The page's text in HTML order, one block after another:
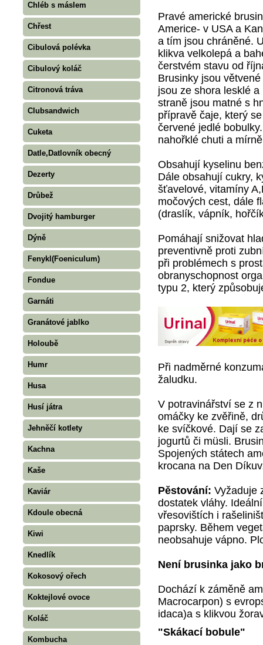
Chléb s máslem
Chřest
Cibulová polévka
Cibulový koláč
Citronová tráva
Clubsandwich
Cuketa
Datle,Datlovník obecný
Dezerty
Drůbež
Dvojitý hamburger
Dýně
Fenykl(Foeniculum)
Fondue
Garnáti
Granátové jablko
Holoubě
Humr
Husa
Husí játra
Jehněčí kotlety
Kachna
Kaše
Kaviár
Kdoule obecná
Kiwi
Knedlík
Kokosový ořech
Koktejlové ovoce
Koláč
Kombucha
Pravé americké
Americe- v USA a
a tím jsou chráněné.
klikva velkolepá a
čerstvém stavu od
Brusinky jsou
jsou ze shora lesklé
straně jsou matné s
přípravě čaje, který
červené jedlé
nahořklé chuti a
Obsahují kyselinu
Dále obsahují cukry,
šťavelové, vitamíny
močových cest, dále
(draslík, vápník,
Pomáhají snižovat
preventivně proti
při problémech s
obranyschopnost
typu 2, který
Při nadměrné
žaludku.
V potravinářství se z
omáčky ke zvěřině,
ke svíčkové. Dají se
jogurtů či müsli.
Spojených státech
krocana na Den
Pěstování: Vyžaduje
dostatek vláhy.
vřesovištích i
paprsky. Během
neobsahuje vápno.
Není brusinka jako
Dochází k záměně
Macrocarpon) s
idaca)a s klikvou
"Skákací bobule"